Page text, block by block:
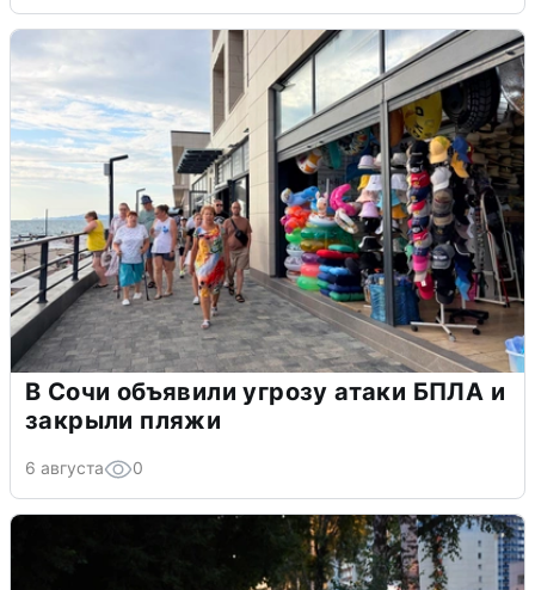
В Сочи объявили угрозу атаки БПЛА и
закрыли пляжи
6 августа 0